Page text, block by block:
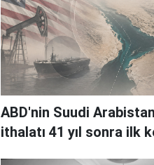
ABD'nin Suudi
ithalatı 41 yıl sonra ilk